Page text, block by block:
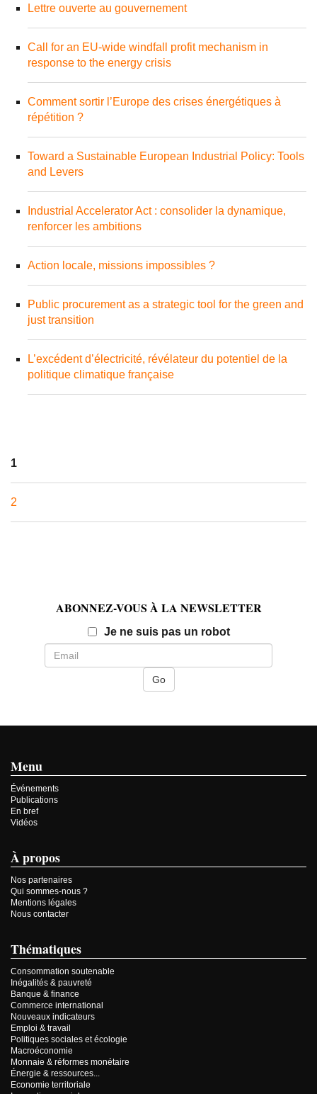
Lettre ouverte au gouvernement
Call for an EU-wide windfall profit mechanism in
response to the energy crisis
Comment sortir l’Europe des crises énergétiques à
répétition ?
Toward a Sustainable European Industrial Policy: Tools
and Levers
Industrial Accelerator Act : consolider la dynamique,
renforcer les ambitions
Action locale, missions impossibles ?
Public procurement as a strategic tool for the green and
just transition
L’excédent d’électricité, révélateur du potentiel de la
politique climatique française
1
2
ABONNEZ-VOUS À LA NEWSLETTER
Je ne suis pas un robotEmail
Menu
Événements
Publications
En bref
Vidéos
À propos
Nos partenaires
Qui sommes-nous ?
Mentions légales
Nous contacter
Thématiques
Consommation soutenable
Inégalités & pauvreté
Banque & finance
Commerce international
Nouveaux indicateurs
Emploi & travail
Politiques sociales et écologie
Macroéconomie
Monnaie & réformes monétaire
Énergie & ressources...
Economie territoriale